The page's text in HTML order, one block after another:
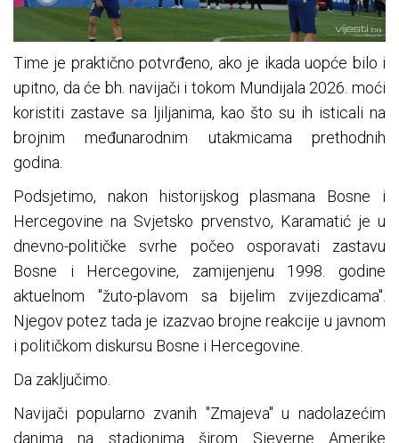
Time je praktično potvrđeno, ako je ikada uopće bilo i
upitno, da će bh. navijači i tokom Mundijala 2026. moći
koristiti zastave sa ljiljanima, kao što su ih isticali na
brojnim međunarodnim utakmicama prethodnih
godina.
Podsjetimo, nakon historijskog plasmana Bosne i
Hercegovine na Svjetsko prvenstvo, Karamatić je u
dnevno-političke svrhe počeo osporavati zastavu
Bosne i Hercegovine, zamijenjenu 1998. godine
aktuelnom "žuto-plavom sa bijelim zvijezdicama".
Njegov potez tada je izazvao brojne reakcije u javnom
i političkom diskursu Bosne i Hercegovine.
Da zaključimo.
Navijači popularno zvanih "Zmajeva" u nadolazećim
danima na stadionima širom Sjeverne Amerike